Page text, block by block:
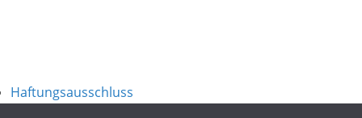
Haftungsausschluss